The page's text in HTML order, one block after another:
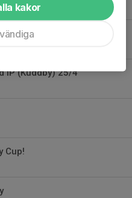
IP (Kuddby) 25/4
Cup!
kakor